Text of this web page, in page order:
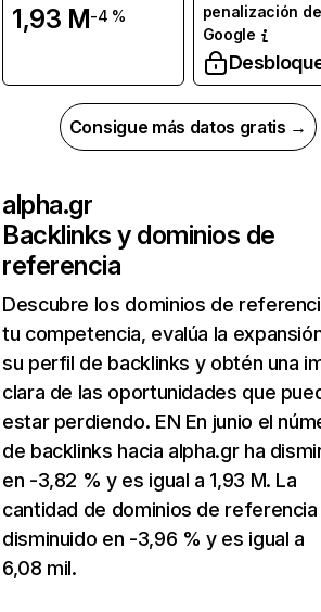
1,93 M-4 %
penalización de
Google
Consigue más datos gratis →
alpha.gr
Backlinks y dominios de
referencia
Descubre los dominios de
tu competencia, evalúa la
su perfil de backlinks y obtén una
clara de las oportunidades que
estar perdiendo. EN En junio el
de backlinks hacia alpha.gr ha
en -3,82 % y es igual a 1,93 M. La
cantidad de dominios de referencia
disminuido en -3,96 % y es igual a
6,08 mil.